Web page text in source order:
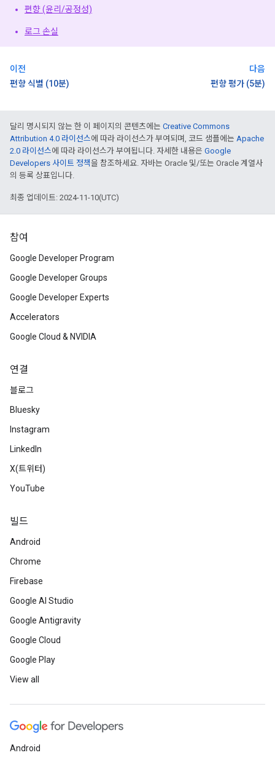
편향 (윤리/공정성)
로그 손실
이전
편향 식별 (10분)
다음
편향 평가 (5분)
달리 명시되지 않는 한 이 페이지의 콘텐츠에는 Creative Commons
Attribution 4.0 라이선스에 따라 라이선스가 부여되며, 코드 샘플에는 Apache
2.0 라이선스에 따라 라이선스가 부여됩니다. 자세한 내용은 Google
Developers 사이트 정책을 참조하세요. 자바는 Oracle 및/또는 Oracle 계열사
의 등록 상표입니다.
최종 업데이트: 2024-11-10(UTC)
참여
Google Developer Program
Google Developer Groups
Google Developer Experts
Accelerators
Google Cloud & NVIDIA
연결
블로그
Bluesky
Instagram
LinkedIn
X(트위터)
YouTube
빌드
Android
Chrome
Firebase
Google AI Studio
Google Antigravity
Google Cloud
Google Play
View all
Android